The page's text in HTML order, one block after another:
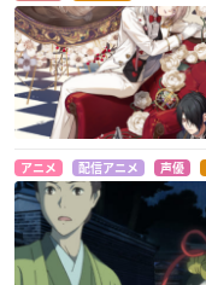
アニメ 配信アニメ 声優